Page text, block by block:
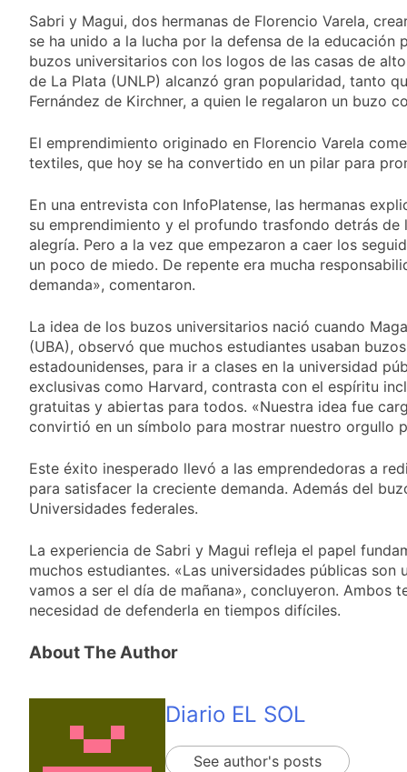
visita del Papa León
XIV a la Argentina
2 Días Atrás
Figuras de la cultura
se sumaron a la
marcha frente al
Congreso contra la
Privada
2 Días Atrás
Nueva jornada
activos argentinos:
cayeron las acciones
riesgo país quedó al
borde de los 450
puntos
2 Días Atrás
Jorge Macri condenó
al Congreso y
calificó a los
responsables como
«delincuentes
anarquistas»
2 Días Atrás
Día Internacional de
la Cerveza: los tres
secretos para
2 Días Atrás
Aires: mejora el
tiempo y llegan las
temperaturas más
bajas de la semana
2 Días Atrás
Día de San Cayetano:
por qué se celebra
cada 7 de agosto y
qué representa para
los argentinos
2 Días Atrás
El Senado aprobó la
ley de propiedad
Gobierno debió
eliminar otro capítulo
Incidentes frente al
Congreso durante la
detenidos y
enfrentamientos
pedido para
suspender el juicio
contra Pity Alvarez
2 Días Atrás
67 barrios full LED en
Florencio Varela
llover y llega una ola
de frío con mínimas
Kicillof marchó
contra la Ley de
Propiedad Privada de
Milei
2 Días Atrás
Sabri y Magui, dos hermanas de Florencio Varela,
se ha unido a la lucha por la defensa de la educación
buzos universitarios con los logos de las casas de
de La Plata (UNLP) alcanzó gran popularidad, tanto
Fernández de Kirchner, a quien le regalaron un buzo
El emprendimiento originado en Florencio Varela
textiles, que hoy se ha convertido en un pilar para
En una entrevista con InfoPlatense, las hermanas
su emprendimiento y el profundo trasfondo detrás
alegría. Pero a la vez que empezaron a caer los
un poco de miedo. De repente era mucha
demanda», comentaron.
La idea de los buzos universitarios nació cuando
(UBA), observó que muchos estudiantes usaban
estadounidenses, para ir a clases en la universidad
exclusivas como Harvard, contrasta con el espíritu
gratuitas y abiertas para todos. «Nuestra idea fue
convirtió en un símbolo para mostrar nuestro orgullo
Este éxito inesperado llevó a las emprendedoras a
para satisfacer la creciente demanda. Además del
Universidades federales.
La experiencia de Sabri y Magui refleja el papel
muchos estudiantes. «Las universidades públicas
vamos a ser el día de mañana», concluyeron.
necesidad de defenderla en tiempos difíciles.
About The Author
Diario EL SOL
See author's posts